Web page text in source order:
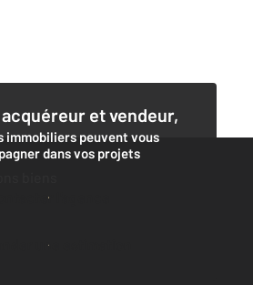
et vendeur,
immobiliers peuvent vous
dans vos projets
Contacter l'agence
une estimation
biens